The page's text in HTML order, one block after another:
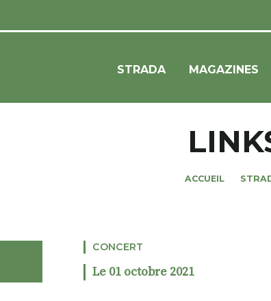
STRADA MAGAZINES
ACCUEIL
CONCERT
Le 01 octobre 2021